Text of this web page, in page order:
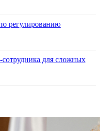
регулированию
для сложных